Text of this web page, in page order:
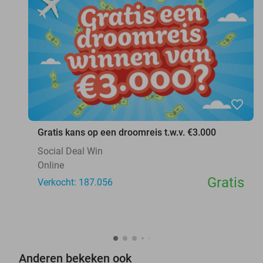
favorite_border
Gratis kans op een droomreis t.w.v. €3.000
Social Deal Win
Online
Verkocht: 187.056
Gratis
Anderen bekeken ook